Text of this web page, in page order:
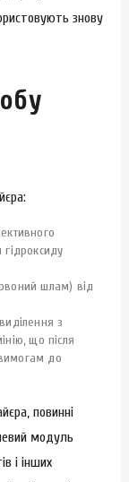
знову
шлам) від
з
що після
до
повинні
модуль
і інших